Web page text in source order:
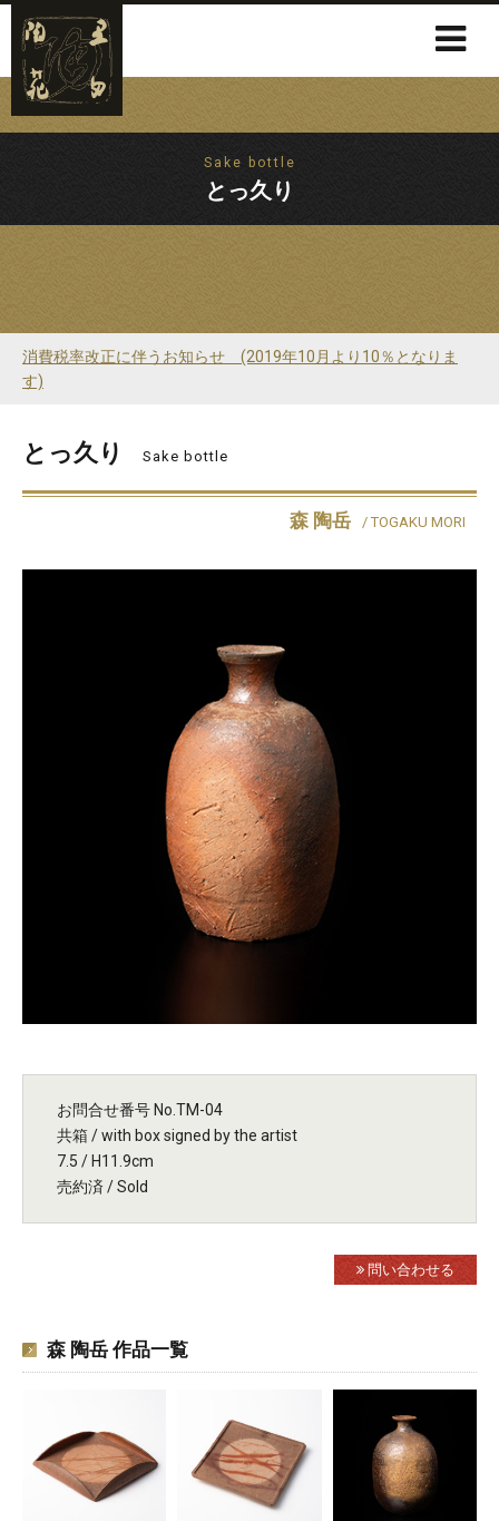
Sake bottle
とっ久り
消費税率改正に伴うお知らせ (2019年10月より10％となりま
す)
とっ久り Sake bottle
森 陶岳 / TOGAKU MORI
お問合せ番号 No.TM-04
共箱 / with box signed by the artist
7.5 / H11.9cm
売約済 / Sold
問い合わせる
森 陶岳 作品一覧